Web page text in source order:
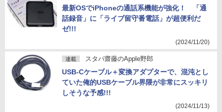
最新OSでiPhoneの通話系機能が強化！ 「通
話録音」に「ライブ留守番電話」が超便利だ
ゼ!!!
(2024/11/20)
連載 スタパ齋藤のApple野郎
USB-Cケーブル＋変換アダプターで、混沌とし
ていた俺的USBケーブル界隈が非常にスッキリ
しそうな予感!!!
(2024/11/13)